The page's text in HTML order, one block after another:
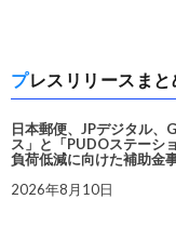
プレスリリースま
日本郵便、JPデジタル、
ス」と「PUDOステーシ
負荷低減に向けた補助金
2026年8月10日